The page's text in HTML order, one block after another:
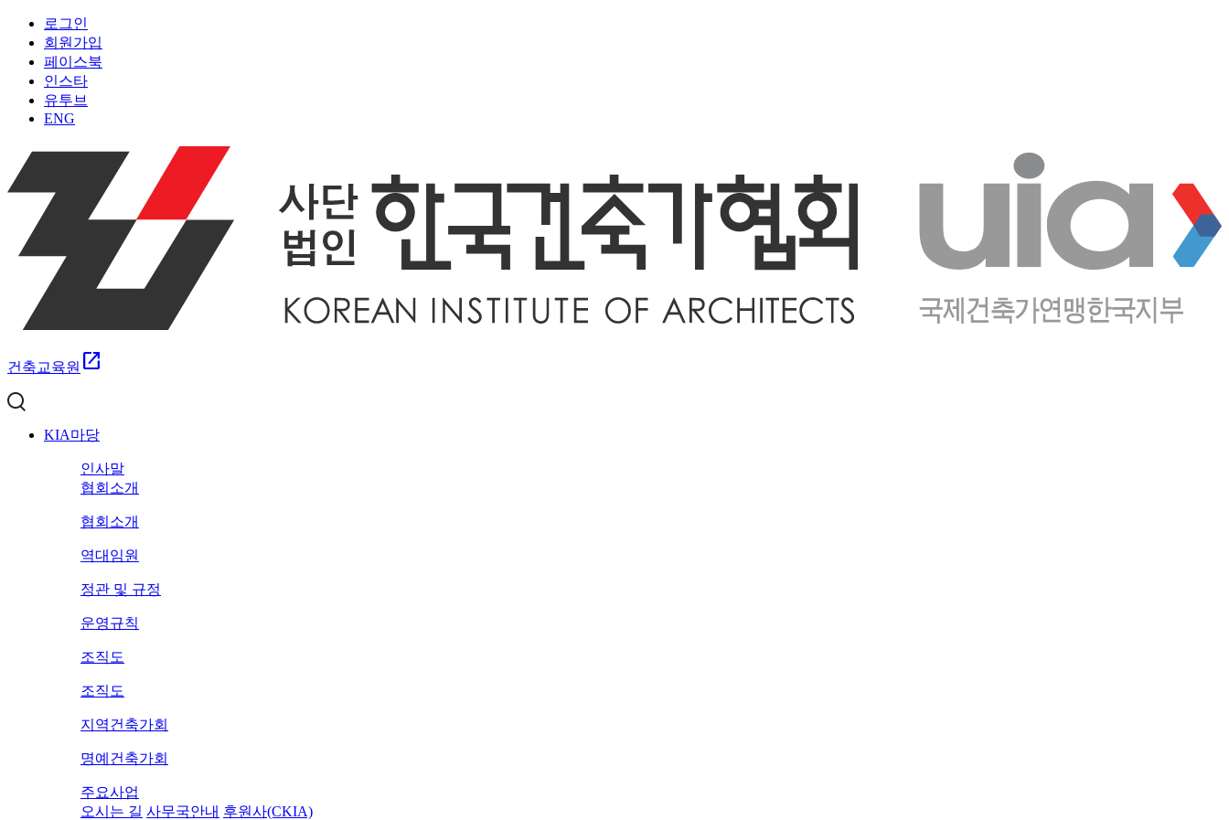
로그인
회원가입
페이스북
인스타
유투브
ENG
건축교육원 open_in_new
KIA마당
인사말
협회소개
협회소개
역대임원
정관 및 규정
운영규칙
조직도
조직도
지역건축가회
명예건축가회
주요사업
오시는 길 사무국안내 후원사(CKIA)